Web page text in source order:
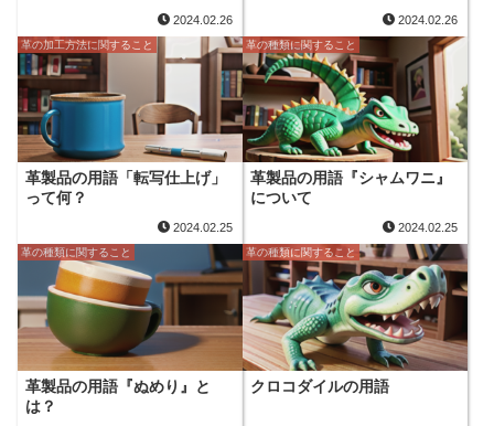
2024.02.26 2024.02.26
革の加工方法に関すること
革製品の用語「転写仕上げ」
って何？
2024.02.25
革の種類に関すること
革製品の用語『シャムワニ』
について
2024.02.25
革の種類に関すること
革製品の用語『ぬめり』と
は？
革の種類に関すること
クロコダイルの用語